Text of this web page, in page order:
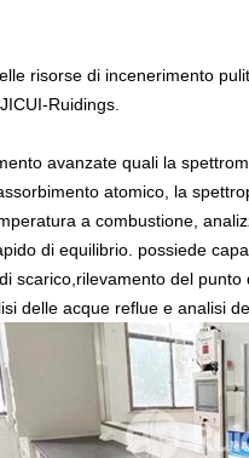
risorse di incenerimento
Ruidings.
avanzate quali la
atomico, la
a combustione,
di equilibrio. possiede
scarico,rilevamento del
delle acque reflue e analisi